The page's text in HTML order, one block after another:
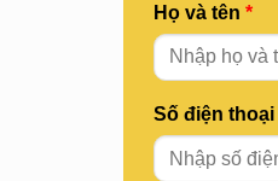
Họ và tên *
Số điện thoại